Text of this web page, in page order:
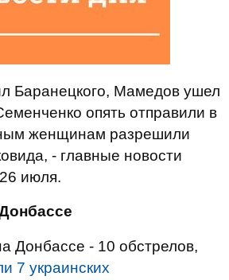
Баранецкого, Мамедов ушел
опять отправили в
женщинам разрешили
- главные новости
июля.
Донбассе - 10 обстрелов,
7 украинских